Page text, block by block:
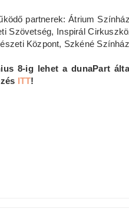
partnerek: Átrium
Szövetség, Inspirál
Központ, Szkéné
8-ig lehet a dunaPart
ITT!